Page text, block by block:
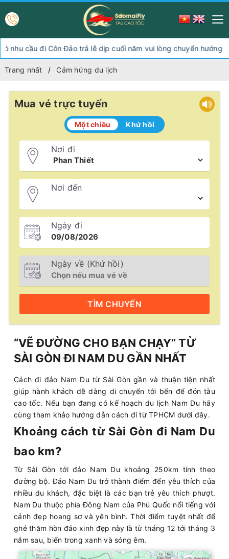
đi Côn Đảo trả lễ dịp cuối năm vui lòng chuyển hướng
Trang nhất Cảm hứng du lịch
Mua vé trực tuyến
Một chiều Khứ hồi
Nơi đi
Nơi đến
Ngày đi
Ngày về (Khứ hồi)
TÌM CHUYẾN
“VẼ ĐƯỜNG CHO BẠN CHẠY” TỪ
SÀI GÒN ĐI NAM DU GẦN NHẤT
Cách đi đảo Nam Du từ Sài Gòn gần và thuận tiện nhất
giúp hành khách dễ dàng di chuyển tới bến để đón tàu
cao tốc. Nếu bạn đang có kế hoạch du lịch Nam Du hãy
cùng tham khảo hướng dẫn cách đi từ TPHCM dưới đây.
Khoảng cách từ Sài Gòn đi Nam Du
bao km?
Từ Sài Gòn tới đảo Nam Du khoảng 250km tính theo
đường bộ. Đảo Nam Du trở thành điểm đến yêu thích của
nhiều du khách, đặc biệt là các bạn trẻ yêu thích phượt.
Nam Du thuộc phía Đông Nam của Phú Quốc nổi tiếng với
cảnh đẹp hoang sơ và yên bình. Thời điểm tuyệt nhất để
ghé thăm hòn đảo xinh đẹp này là từ tháng 12 tới tháng 3
năm sau, biển trong xanh và sóng êm.